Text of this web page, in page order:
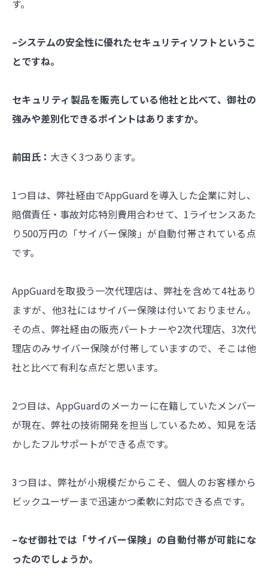
す。
–システムの安全性に優れたセキュリティソフトというこ
とですね。
セキュリティ製品を販売している他社と比べて、御社の
強みや差別化できるポイントはありますか。
前田氏： 大きく3つあります。
1つ目は、弊社経由でAppGuardを導入した企業に対し、
賠償責任・事故対応特別費用合わせて、1ライセンスあた
り500万円の「サイバー保険」が自動付帯されている点
です。
AppGuardを取扱う一次代理店は、弊社を含めて4社あり
ますが、他3社にはサイバー保険は付いておりません。
その点、弊社経由の販売パートナーや2次代理店、3次代
理店のみサイバー保険が付帯していますので、そこは他
社と比べて有利な点だと思います。
2つ目は、AppGuardのメーカーに在籍していたメンバー
が現在、弊社の技術開発を担当しているため、知見を活
かしたフルサポートができる点です。
3つ目は、弊社が小規模だからこそ、個人のお客様から
ビックユーザーまで迅速かつ柔軟に対応できる点です。
–なぜ御社では「サイバー保険」の自動付帯が可能にな
ったのでしょうか。